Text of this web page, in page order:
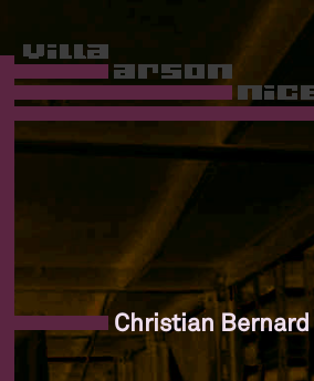
Christian